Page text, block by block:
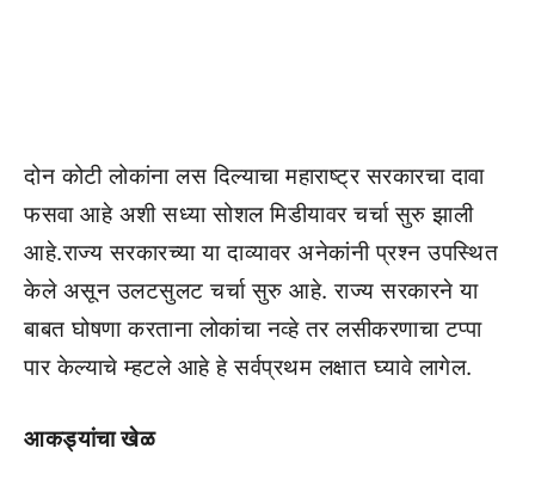
दोन कोटी लोकांना लस दिल्याचा महाराष्ट्र सरकारचा दावा
फसवा आहे अशी सध्या सोशल मिडीयावर चर्चा सुरु झाली
आहे.राज्य सरकारच्या या दाव्यावर अनेकांनी प्रश्न उपस्थित
केले असून उलटसुलट चर्चा सुरु आहे. राज्य सरकारने या
बाबत घोषणा करताना लोकांचा नव्हे तर लसीकरणाचा टप्पा
पार केल्याचे म्हटले आहे हे सर्वप्रथम लक्षात घ्यावे लागेल.
आकड्यांचा खेळ